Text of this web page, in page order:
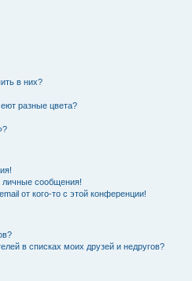
в них?
разные цвета?
личные сообщения!
от кого-то с этой конференции!
в списках моих друзей и недругов?